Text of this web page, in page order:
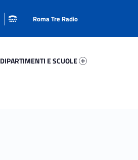
DIPARTIMENTI E SCUOLE
Roma Tre Radio